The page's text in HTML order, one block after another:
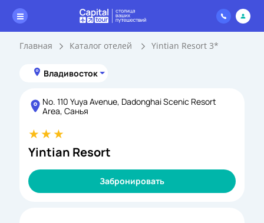
Главная Каталог отелей Yintian Resort 3*
Владивосток
No. 110 Yuya Avenue, Dadonghai Scenic Resort
Area, Санья
Yintian Resort
Забронировать